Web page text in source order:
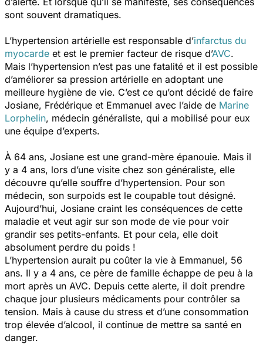
sont souvent dramatiques.
L’hypertension artérielle est responsable d’infarctus du
myocarde et est le premier facteur de risque d’AVC.
Mais l’hypertension n’est pas une fatalité et il est possible
d’améliorer sa pression artérielle en adoptant une
meilleure hygiène de vie. C’est ce qu’ont décidé de faire
Josiane, Frédérique et Emmanuel avec l’aide de Marine
Lorphelin, médecin généraliste, qui a mobilisé pour eux
une équipe d’experts.
À 64 ans, Josiane est une grand-mère épanouie. Mais il
y a 4 ans, lors d’une visite chez son généraliste, elle
découvre qu’elle souffre d’hypertension. Pour son
médecin, son surpoids est le coupable tout désigné.
Aujourd’hui, Josiane craint les conséquences de cette
maladie et veut agir sur son mode de vie pour voir
grandir ses petits-enfants. Et pour cela, elle doit
absolument perdre du poids !
L’hypertension aurait pu coûter la vie à Emmanuel, 56
ans. Il y a 4 ans, ce père de famille échappe de peu à la
mort après un AVC. Depuis cette alerte, il doit prendre
chaque jour plusieurs médicaments pour contrôler sa
tension. Mais à cause du stress et d’une consommation
trop élevée d’alcool, il continue de mettre sa santé en
danger.